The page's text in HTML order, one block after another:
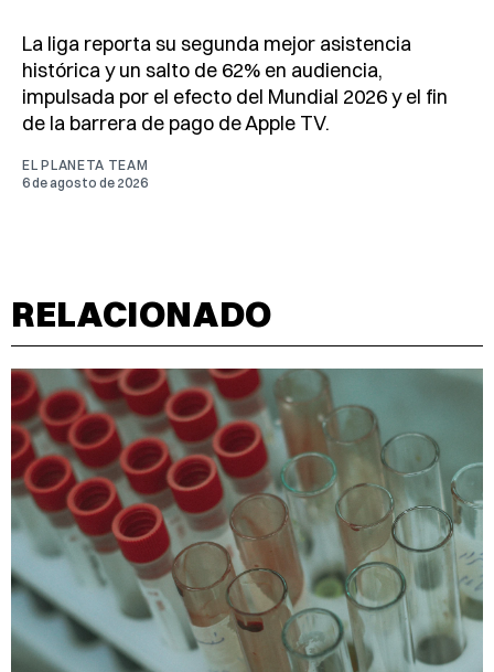
La liga reporta su segunda mejor asistencia
histórica y un salto de 62% en audiencia,
impulsada por el efecto del Mundial 2026 y el fin
de la barrera de pago de Apple TV.
EL PLANETA TEAM
6 de agosto de 2026
RELACIONADO